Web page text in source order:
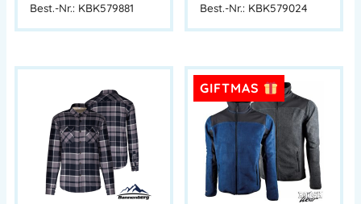
Best.-Nr.: KBK579881 Best.-Nr.: KBK579024
GIFTMAS